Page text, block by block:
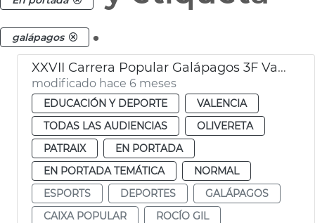
galápagos .
XXVII Carrera Popular Galápagos 3F València 2026
modificado hace 6 meses
EDUCACIÓN Y DEPORTE
VALENCIA
TODAS LAS AUDIENCIAS
OLIVERETA
PATRAIX
EN PORTADA
EN PORTADA TEMÁTICA
NORMAL
ESPORTS
DEPORTES
GALÁPAGOS
CAIXA POPULAR
ROCÍO GIL